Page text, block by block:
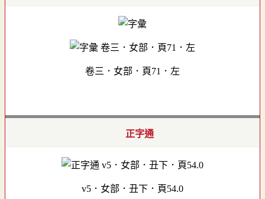
卷三．女部．頁71．左
正字通
v5．女部．丑下．頁54.0